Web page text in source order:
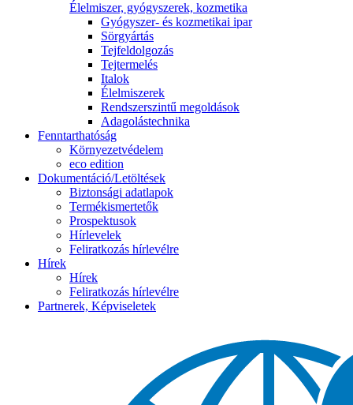
Élelmiszer, gyógyszerek, kozmetika
Gyógyszer- és kozmetikai ipar
Sörgyártás
Tejfeldolgozás
Tejtermelés
Italok
Élelmiszerek
Rendszerszintű megoldások
Adagolástechnika
Fenntarthatóság
Környezetvédelem
eco edition
Dokumentáció/Letöltések
Biztonsági adatlapok
Termékismertetők
Prospektusok
Hírlevelek
Feliratkozás hírlevélre
Hírek
Hírek
Feliratkozás hírlevélre
Partnerek, Képviseletek